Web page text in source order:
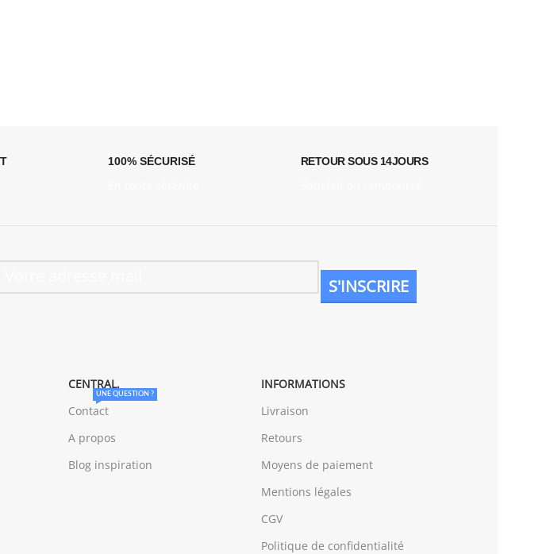
100% SÉCURISÉ RETOUR SOUS 14JOURS
CENTRAL.
Contact
UNE QUESTION ?
A propos
Blog inspiration
INFORMATIONS
Livraison
Retours
Moyens de paiement
Mentions légales
CGV
Politique de confidentialité